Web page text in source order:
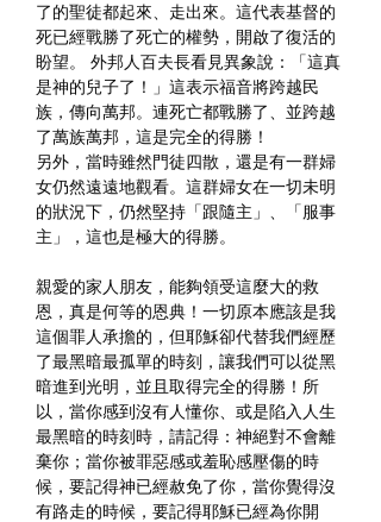
了的聖徒都起來、走出來。這代表基督的
死已經戰勝了死亡的權勢，開啟了復活的
盼望。 外邦人百夫長看見異象說：「這真
是神的兒子了！」這表示福音將跨越民
族，傳向萬邦。連死亡都戰勝了、並跨越
了萬族萬邦，這是完全的得勝！
另外，當時雖然門徒四散，還是有一群婦
女仍然遠遠地觀看。這群婦女在一切未明
的狀況下，仍然堅持「跟隨主」、「服事
主」，這也是極大的得勝。
親愛的家人朋友，能夠領受這麼大的救
恩，真是何等的恩典！一切原本應該是我
這個罪人承擔的，但耶穌卻代替我們經歷
了最黑暗最孤單的時刻，讓我們可以從黑
暗進到光明，並且取得完全的得勝！所
以，當你感到沒有人懂你、或是陷入人生
最黑暗的時刻時，請記得：神絕對不會離
棄你；當你被罪惡感或羞恥感壓傷的時
候，要記得神已經赦免了你，當你覺得沒
有路走的時候，要記得耶穌已經為你開